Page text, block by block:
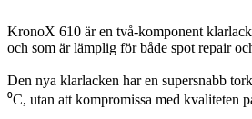
KronoX 610 är en två-komponent
och som är lämplig för både spot repair
Den nya klarlacken har en supersnabb
⁰C, utan att kompromissa med kvaliteten